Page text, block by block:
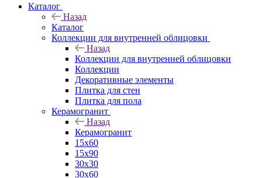
Каталог
Назад
Каталог
Коллекции для внутренней облицовки
Назад
Коллекции для внутренней облицовки
Коллекции
Декоративные элементы
Плитка для стен
Плитка для пола
Керамогранит
Назад
Керамогранит
15х60
15x90
30х30
30х60